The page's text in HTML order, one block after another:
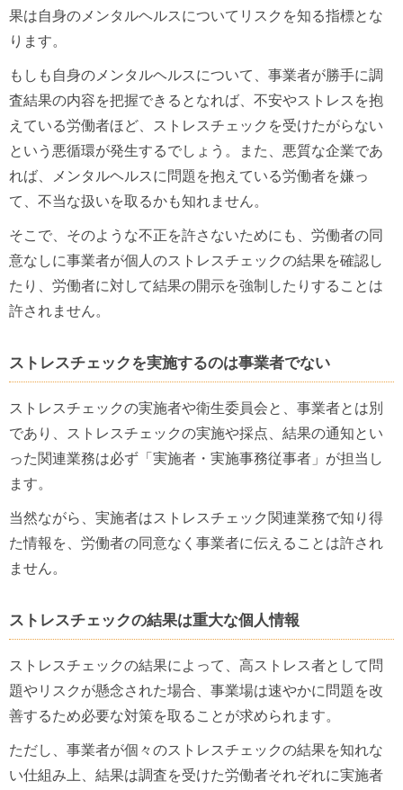
果は自身のメンタルヘルスについてリスクを知る指標とな
ります。
もしも自身のメンタルヘルスについて、事業者が勝手に調
査結果の内容を把握できるとなれば、不安やストレスを抱
えている労働者ほど、ストレスチェックを受けたがらない
という悪循環が発生するでしょう。また、悪質な企業であ
れば、メンタルヘルスに問題を抱えている労働者を嫌っ
て、不当な扱いを取るかも知れません。
そこで、そのような不正を許さないためにも、労働者の同
意なしに事業者が個人のストレスチェックの結果を確認し
たり、労働者に対して結果の開示を強制したりすることは
許されません。
ストレスチェックを実施するのは事業者でない
ストレスチェックの実施者や衛生委員会と、事業者とは別
であり、ストレスチェックの実施や採点、結果の通知とい
った関連業務は必ず「実施者・実施事務従事者」が担当し
ます。
当然ながら、実施者はストレスチェック関連業務で知り得
た情報を、労働者の同意なく事業者に伝えることは許され
ません。
ストレスチェックの結果は重大な個人情報
ストレスチェックの結果によって、高ストレス者として問
題やリスクが懸念された場合、事業場は速やかに問題を改
善するため必要な対策を取ることが求められます。
ただし、事業者が個々のストレスチェックの結果を知れな
い仕組み上、結果は調査を受けた労働者それぞれに実施者